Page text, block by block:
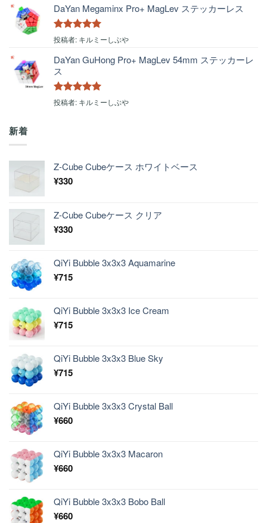
DaYan Megaminx Pro+ MagLev ステッカーレス
5段階中 5 の
投稿者: キルミーしぶや
DaYan GuHong Pro+ MagLev 54mm ステッカーレ
ス
5段階中 5 の
投稿者: キルミーしぶや
新着
Z-Cube Cubeケース ホワイトベース
¥330
Z-Cube Cubeケース クリア
¥330
QiYi Bubble 3x3x3 Aquamarine
¥715
QiYi Bubble 3x3x3 Ice Cream
¥715
QiYi Bubble 3x3x3 Blue Sky
¥715
QiYi Bubble 3x3x3 Crystal Ball
¥660
QiYi Bubble 3x3x3 Macaron
¥660
QiYi Bubble 3x3x3 Bobo Ball
¥660